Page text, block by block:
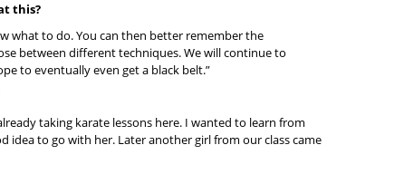
this?
what to do. You can then better remember the
between different techniques. We will continue to
to eventually even get a black belt.”
taking karate lessons here. I wanted to learn from
idea to go with her. Later another girl from our class came